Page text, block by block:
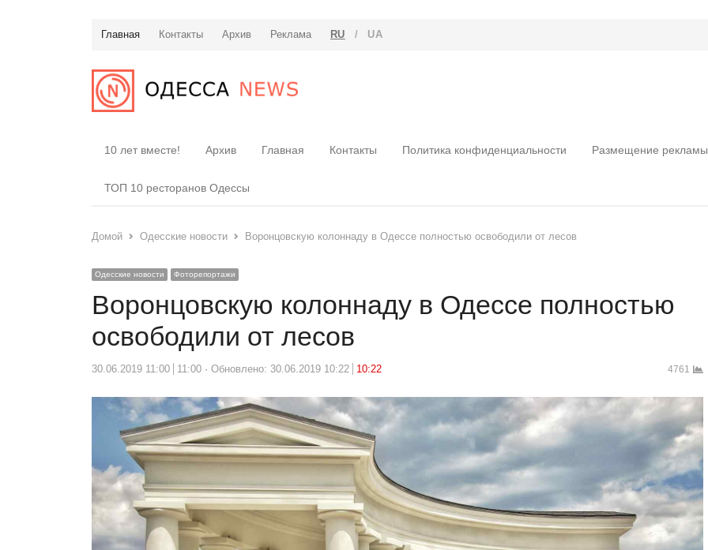
Главная Контакты Архив Реклама RU / UA
10 лет вместе! Архив Главная Контакты Политика конфиденциальности Размещение рекламы
ТОП 10 ресторанов Одессы
Домой Одесские новости Воронцовскую колоннаду в Одессе полностью освободили от лесов
Одесские новости Фоторепортажи
Воронцовскую колоннаду в Одессе полностью
освободили от лесов
30.06.2019 11:00 11:00 Обновлено: 30.06.2019 10:22 10:22 4761